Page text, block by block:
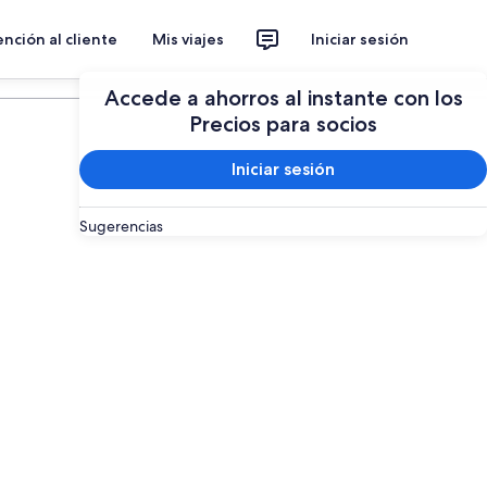
al cliente Mis viajes Iniciar sesión
Accede a ahorros al instante con los
Precios para socios
Iniciar sesión
Sugerencias
Planear un viaje